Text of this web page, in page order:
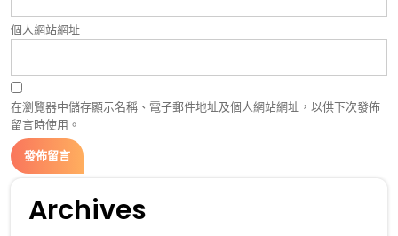
個人網站網址
在瀏覽器中儲存顯示名稱、電子郵件地址及個人網站網址，以供下次發佈
留言時使用。
Archives